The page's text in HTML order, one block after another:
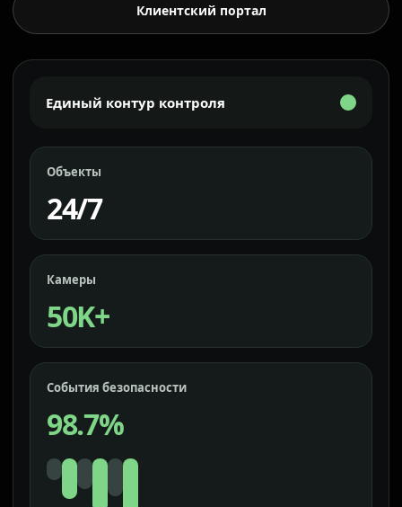
Клиентский портал
Единый контур контроля
Объекты
24/7
Камеры
50K+
События безопасности
98.7%